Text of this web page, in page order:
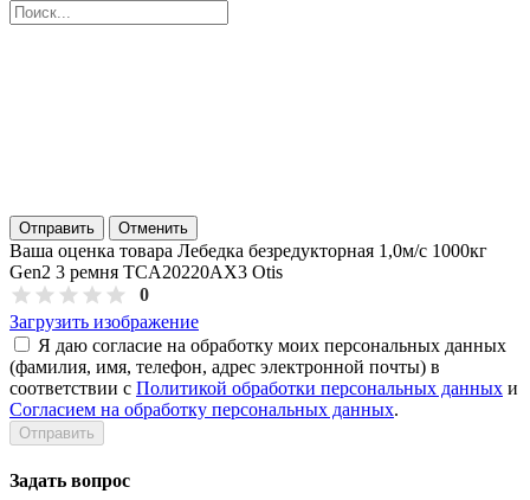
Отправить Отменить
Ваша оценка товара Лебедка безредукторная 1,0м/с 1000кг
Gen2 3 ремня TCA20220AX3 Otis
0
Загрузить изображение
Я даю согласие на обработку моих персональных данных
(фамилия, имя, телефон, адрес электронной почты) в
соответствии с Политикой обработки персональных данных и
Согласием на обработку персональных данных.
Задать вопрос